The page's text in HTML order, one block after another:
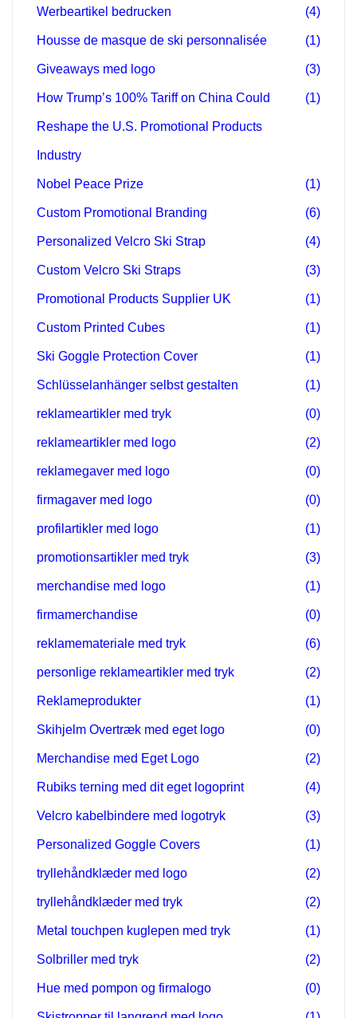
Werbeartikel bedrucken (4)
Housse de masque de ski personnalisée (1)
Giveaways med logo (3)
How Trump’s 100% Tariff on China Could
Reshape the U.S. Promotional Products
Industry
(1)
Nobel Peace Prize (1)
Custom Promotional Branding (6)
Personalized Velcro Ski Strap (4)
Custom Velcro Ski Straps (3)
Promotional Products Supplier UK (1)
Custom Printed Cubes (1)
Ski Goggle Protection Cover (1)
Schlüsselanhänger selbst gestalten (1)
reklameartikler med tryk (0)
reklameartikler med logo (2)
reklamegaver med logo (0)
firmagaver med logo (0)
profilartikler med logo (1)
promotionsartikler med tryk (3)
merchandise med logo (1)
firmamerchandise (0)
reklamemateriale med tryk (6)
personlige reklameartikler med tryk (2)
Reklameprodukter (1)
Skihjelm Overtræk med eget logo (0)
Merchandise med Eget Logo (2)
Rubiks terning med dit eget logoprint (4)
Velcro kabelbindere med logotryk (3)
Personalized Goggle Covers (1)
tryllehåndklæder med logo (2)
tryllehåndklæder med tryk (2)
Metal touchpen kuglepen med tryk (1)
Solbriller med tryk (2)
Hue med pompon og firmalogo (0)